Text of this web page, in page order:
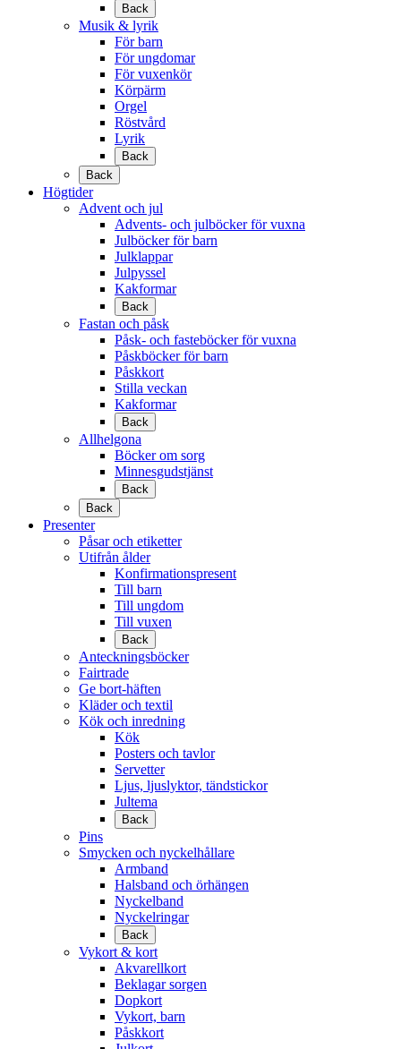
Back
Musik & lyrik
För barn
För ungdomar
För vuxenkör
Körpärm
Orgel
Röstvård
Lyrik
Back
Back
Högtider
Advent och jul
Advents- och julböcker för vuxna
Julböcker för barn
Julklappar
Julpyssel
Kakformar
Back
Fastan och påsk
Påsk- och fasteböcker för vuxna
Påskböcker för barn
Påskkort
Stilla veckan
Kakformar
Back
Allhelgona
Böcker om sorg
Minnesgudstjänst
Back
Back
Presenter
Påsar och etiketter
Utifrån ålder
Konfirmationspresent
Till barn
Till ungdom
Till vuxen
Back
Anteckningsböcker
Fairtrade
Ge bort-häften
Kläder och textil
Kök och inredning
Kök
Posters och tavlor
Servetter
Ljus, ljuslyktor, tändstickor
Jultema
Back
Pins
Smycken och nyckelhållare
Armband
Halsband och örhängen
Nyckelband
Nyckelringar
Back
Vykort & kort
Akvarellkort
Beklagar sorgen
Dopkort
Vykort, barn
Påskkort